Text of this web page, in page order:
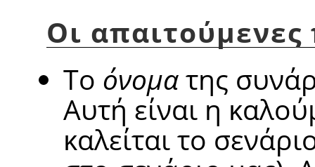
Οι
Το όνοματης
Αυτή είναι η
καλείται το